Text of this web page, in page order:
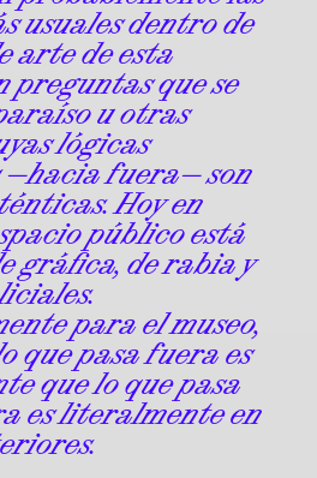
usuales dentro de
arte de esta
preguntas que se
u otras
lógicas
fuera— son
Hoy en
público está
gráfica, de rabia y
para el museo,
que pasa fuera es
que lo que pasa
es literalmente en